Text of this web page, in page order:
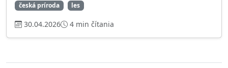
česká príroda
les
30.04.2026 4 min čítania